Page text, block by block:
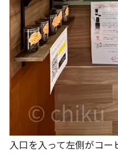
入口を入って左側がコ